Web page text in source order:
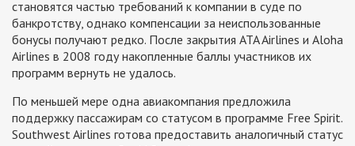
становятся частью требований к компании в суде по
банкротству, однако компенсации за неиспользованные
бонусы получают редко. После закрытия ATA Airlines и Aloha
Airlines в 2008 году накопленные баллы участников их
программ вернуть не удалось.
По меньшей мере одна авиакомпания предложила
поддержку пассажирам со статусом в программе Free Spirit.
Southwest Airlines готова предоставить аналогичный статус